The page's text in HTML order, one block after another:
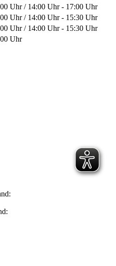
Uhr / 14:00 Uhr - 17:00 Uhr
Uhr / 14:00 Uhr - 15:30 Uhr
Uhr / 14:00 Uhr - 15:30 Uhr
Uhr